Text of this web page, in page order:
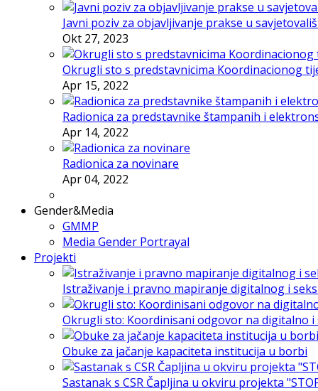
Javni poziv za objavljivanje prakse u
Okt 27, 2023
Okrugli sto s predstavnicima Koordinacionog
Apr 15, 2022
Radionica za predstavnike štampanih i
Apr 14, 2022
Radionica za novinare
Apr 04, 2022
Gender&Media
GMMP
Media Gender Portrayal
Projekti
Istraživanje i pravno mapiranje digitalnog i
Okrugli sto: Koordinisani odgovor na digitalno i
Obuke za jačanje kapaciteta institucija u borbi
Sastanak s CSR Čapljina u okviru projekta